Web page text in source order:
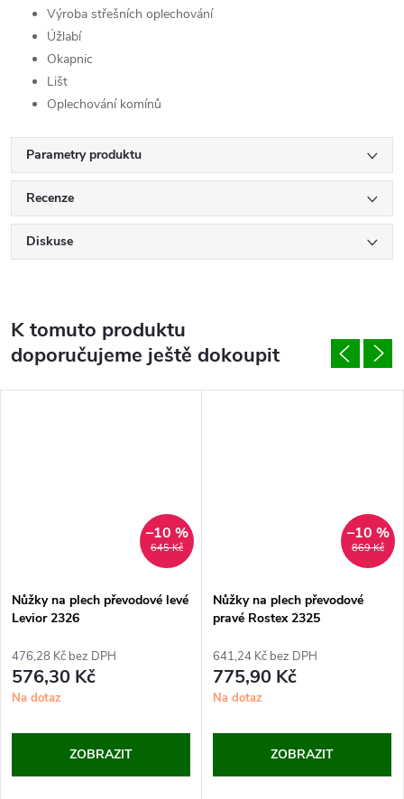
Výroba střešních oplechování
Úžlabí
Okapnic
Lišt
Oplechování komínů
Parametry produktu
Recenze
Diskuse
K tomuto produktu
doporučujeme ještě dokoupit
645 Kč
–10 %
Nůžky na plech převodové levé
Levior 2326
476,28 Kč bez DPH
576,30 Kč
Na dotaz
ZOBRAZIT
869 Kč
–10 %
Nůžky na plech převodové
pravé Rostex 2325
641,24 Kč bez DPH
775,90 Kč
Na dotaz
ZOBRAZIT